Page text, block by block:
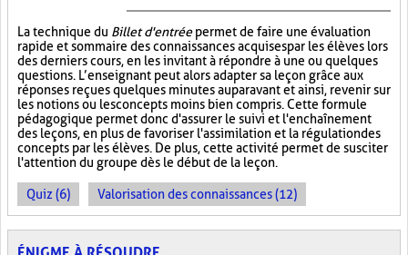
La technique du Billet d'entréepermet de faire une évaluation
rapide et sommaire des connaissances acquises par les élèves lors
des derniers cours, en les invitant à répondre à une ou quelques
questions. L’enseignant peut alors adapter sa leçon grâce aux
réponses reçues quelques minutes auparavant et ainsi, revenir sur
les notions ou les concepts moins bien compris. Cette formule
pédagogique permet donc d'assurer le suivi et l'enchaînement
des leçons, en plus de favoriser l'assimilation et la régulation des
concepts par les élèves. De plus, cette activité permet de susciter
l'attention du groupe dès le début de la leçon.
Quiz (6) Valorisation des connaissances (12)